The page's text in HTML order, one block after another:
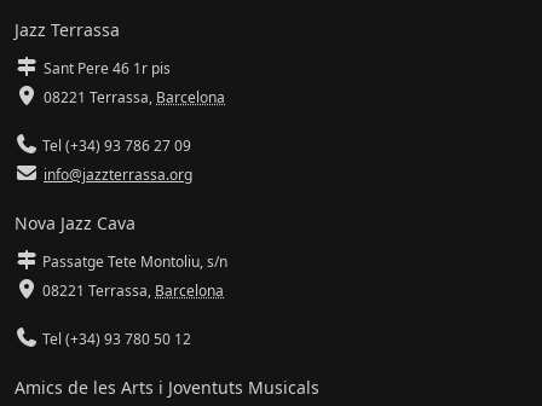
Jazz Terrassa
Sant Pere 46 1r pis
08221 Terrassa, Barcelona
Tel (+34) 93 786 27 09
info@jazzterrassa.org
Nova Jazz Cava
Passatge Tete Montoliu, s/n
08221 Terrassa, Barcelona
Tel (+34) 93 780 50 12
Amics de les Arts i Joventuts Musicals